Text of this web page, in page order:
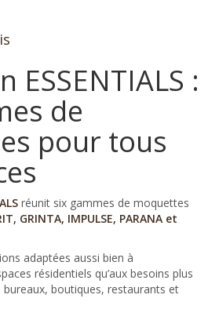
ESSENTIALS :
de
pour tous
réunit six gammes de moquettes
GRINTA, IMPULSE, PARANA et
adaptées aussi bien à
résidentiels qu’aux besoins plus
boutiques, restaurants et